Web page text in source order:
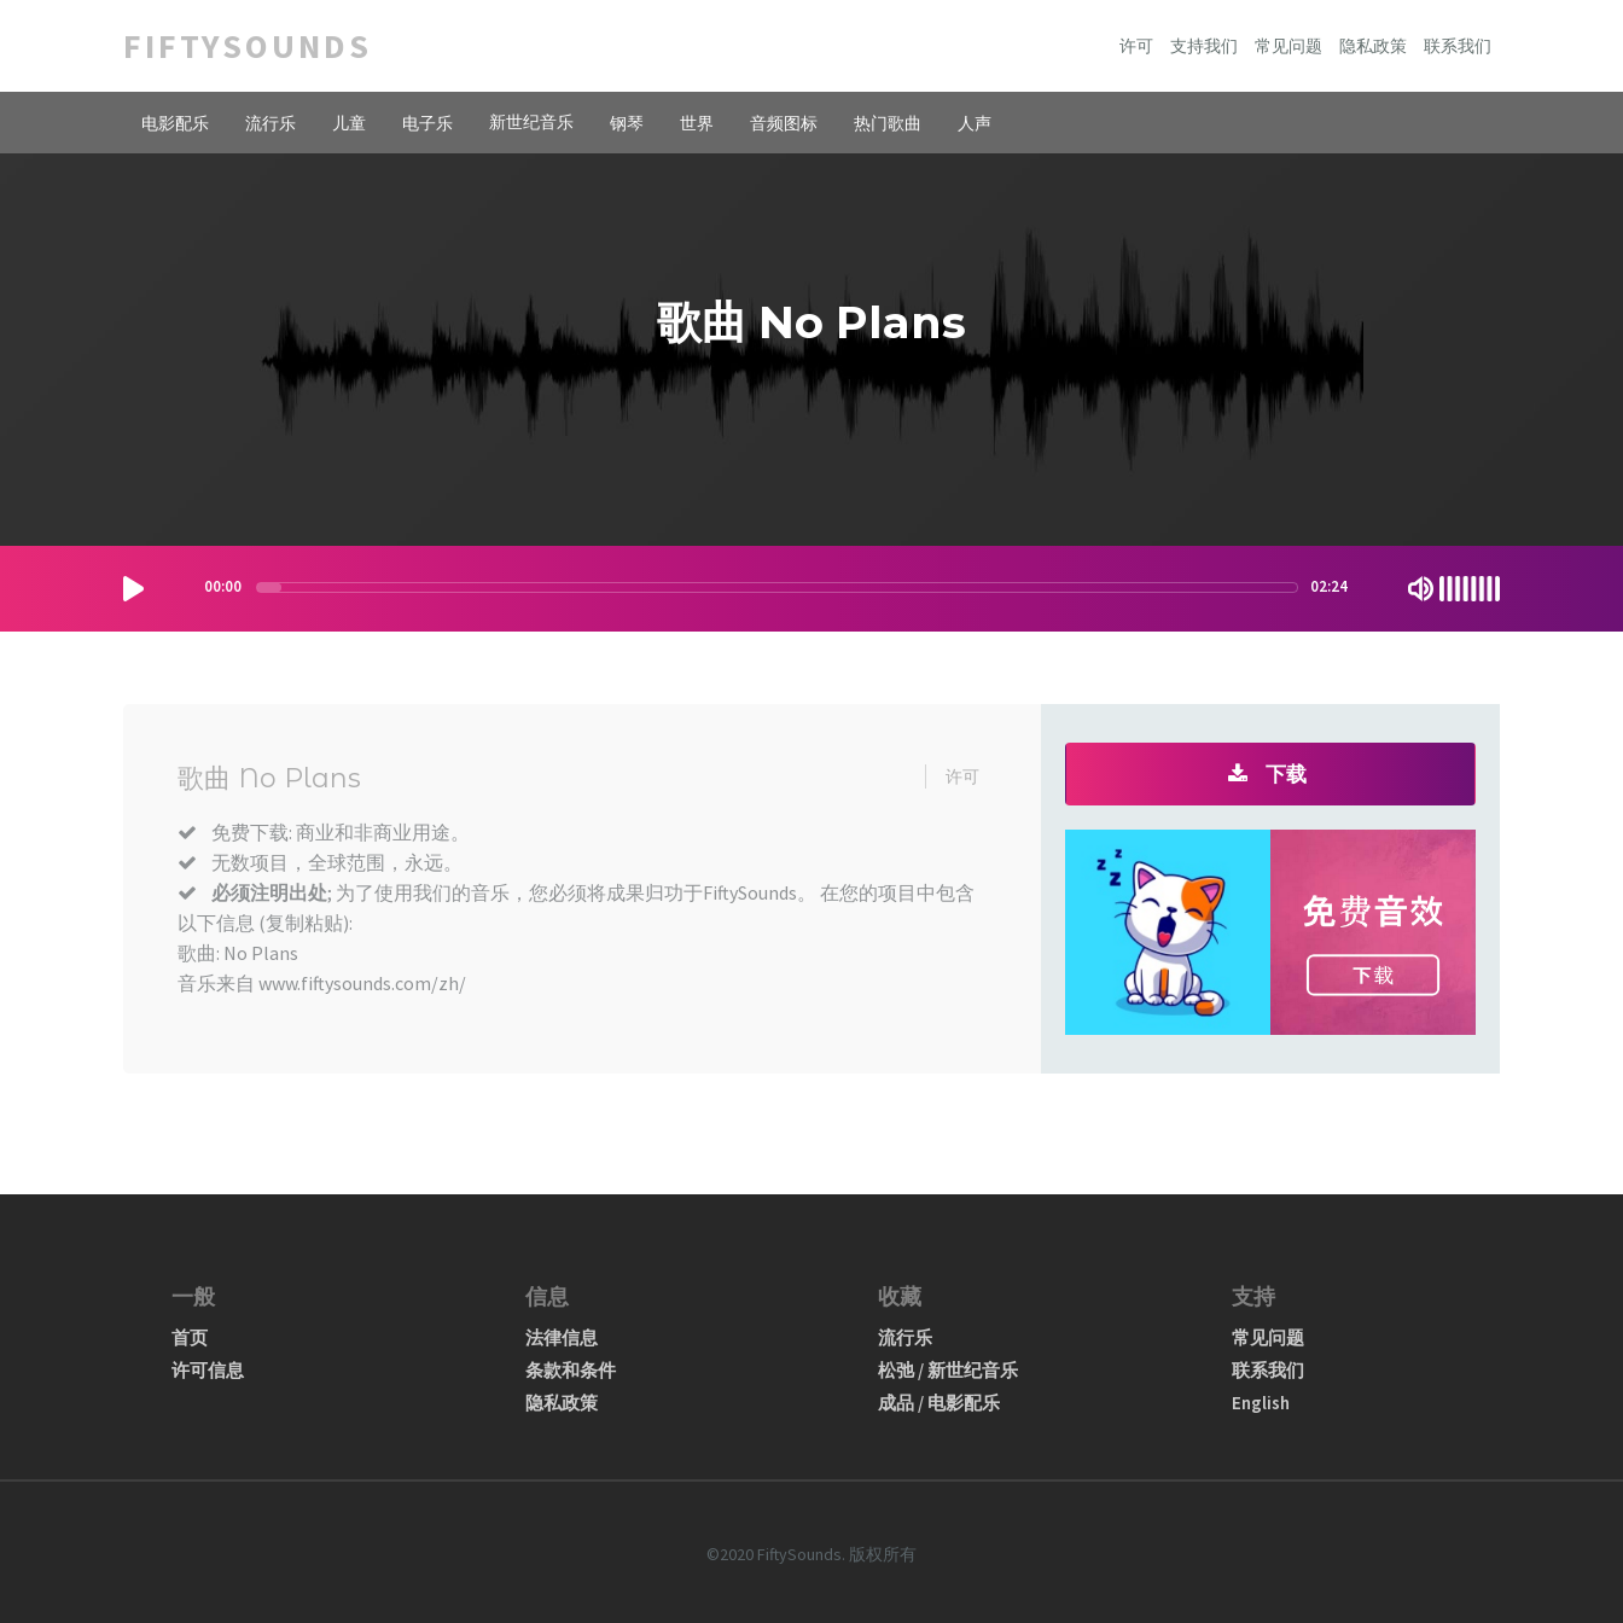
FIFTYSOUNDS 许可 支持我们 常见问题 隐私政策 联系我们
电影配乐 流行乐 儿童 电子乐 新世纪音乐 钢琴 世界 音频图标 热门歌曲 人声
歌曲 No Plans
00:00 02:24
歌曲 No Plans 许可
免费下载: 商业和非商业用途。
无数项目，全球范围，永远。
必须注明出处; 为了使用我们的音乐，您必须将成果归功于FiftySounds。 在您的项目中包含
以下信息 (复制粘贴):
歌曲: No Plans
音乐来自 www.fiftysounds.com/zh/
下载
一般
首页
许可信息
信息
法律信息
条款和条件
隐私政策
收藏
流行乐
松弛 / 新世纪音乐
成品 / 电影配乐
支持
常见问题
联系我们
English
©2020 FiftySounds. 版权所有